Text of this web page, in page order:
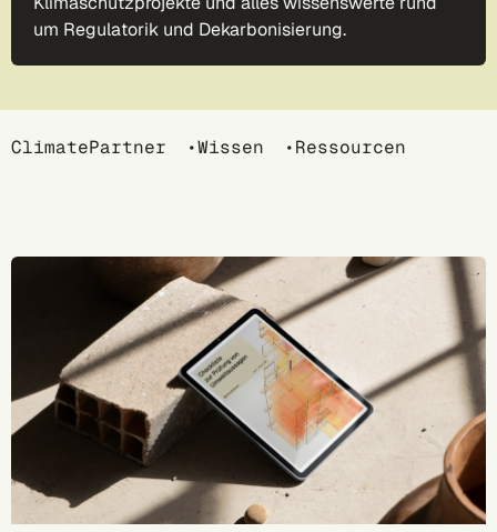
um Regulatorik und Dekarbonisierung.
Breadcrumb
ClimatePartner Wissen Ressourcen